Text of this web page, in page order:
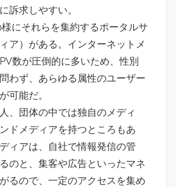
訴求しやすい。
にそれらを集約するポータルサ
ア）がある。インターネットメ
数が圧倒的に多いため、性別
わず、あらゆる属性のユーザー
可能だ。
、団体の中では独自のメディ
ドメディアを持つところもあ
ィアは、自社で情報発信の管
のと、集客や広告といったマネ
るので、一定のアクセスを集め